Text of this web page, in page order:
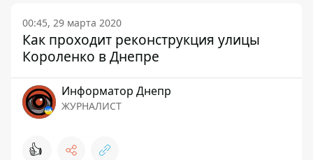
00:45, 29 марта 2020
Как проходит реконструкция улицы
Короленко в Днепре
Информатор Днепр
ЖУРНАЛИСТ
👍